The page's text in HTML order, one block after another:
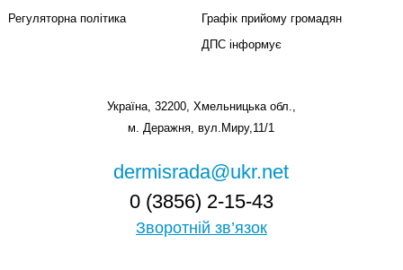
Регуляторна політика
Графік прийому громадян
ДПС інформує
Україна, 32200, Хмельницька обл.,
м. Деражня, вул.Миру,11/1
dermisrada@ukr.net
0 (3856) 2-15-43
Зворотній зв’язок